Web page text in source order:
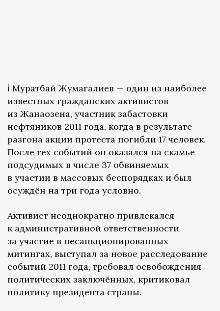
ℹ️ Муратбай Жумагалиев — один из наиболее
известных гражданских активистов
из Жанаозена, участник забастовки
нефтяников 2011 года, когда в результате
разгона акции протеста погибли 17 человек.
После тех событий он оказался на скамье
подсудимых в числе 37 обвиняемых
в участии в массовых беспорядках и был
осуждён на три года условно.
Активист неоднократно привлекался
к административной ответственности
за участие в несанкционированных
митингах, выступал за новое расследование
событий 2011 года, требовал освобождения
политических заключённых, критиковал
политику президента страны.